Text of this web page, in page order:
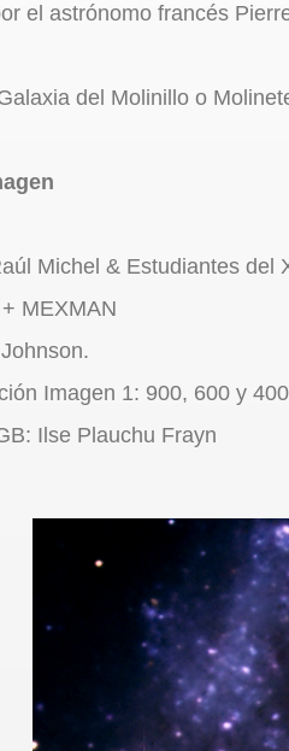
el astrónomo francés
del Molinillo o
Michel & Estudiantes del
MEXMAN
Imagen 1: 900, 600 y
Ilse Plauchu Frayn